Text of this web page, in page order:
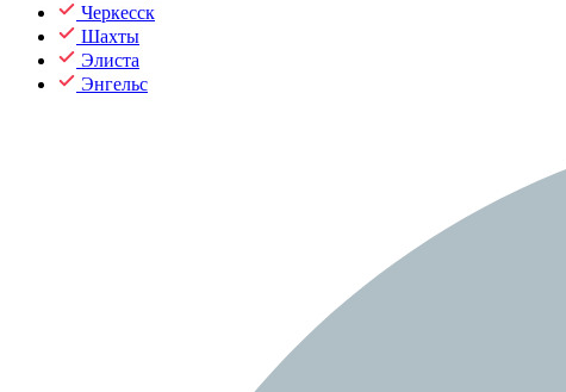
Черкесск
Шахты
Элиста
Энгельс